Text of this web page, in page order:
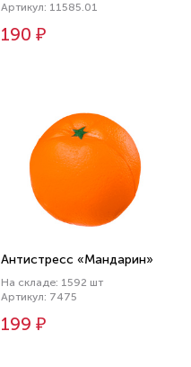
Артикул: 11585.01
190 ₽
Антистресс «Мандарин»
На складе: 1592 шт
Артикул: 7475
199 ₽